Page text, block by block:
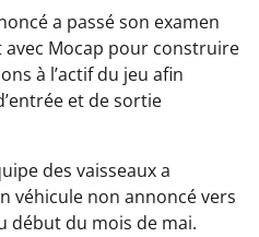
a passé son examen
Mocap pour construire
à l’actif du jeu afin
et de sortie
des vaisseaux a
véhicule non annoncé vers
début du mois de mai.